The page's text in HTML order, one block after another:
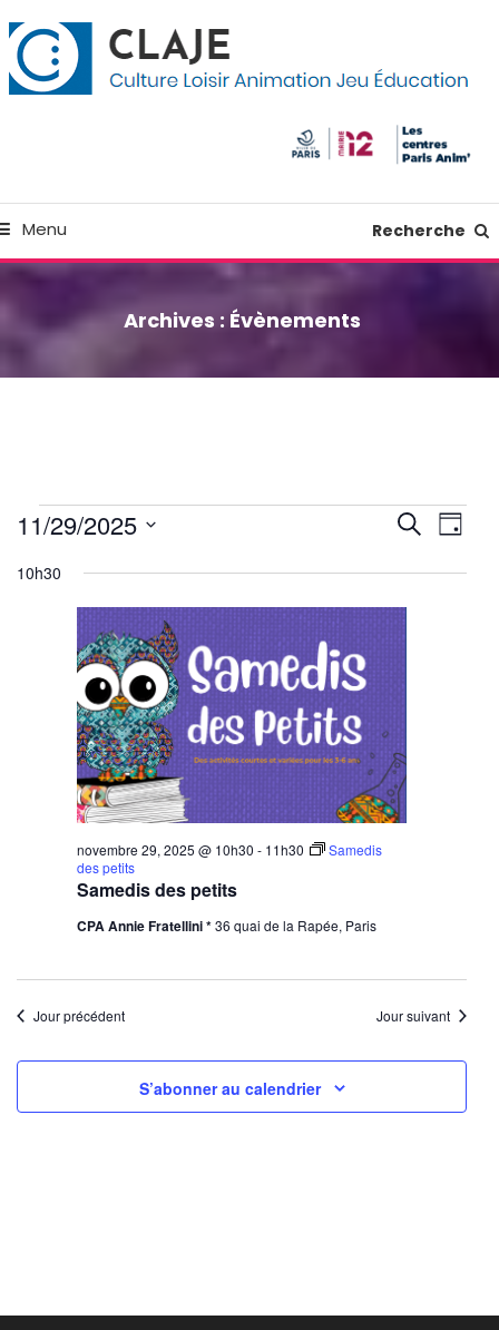
Menu Recherche
Archives : Évènements
Évènements
novembre
et
vues
Recherche
de
Jour
11/29/2025
une
10h30
Samedis des petits
novembre 29, 2025 @ 10h30 - 11h30
Samedis
des petits
CPA Annie Fratellini *36 quai de la Rapée, Paris
Jour précédent Jour suivant
S’abonner au calendrier